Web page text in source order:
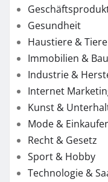
Gesundheit
Haustiere & Tiere
Immobilien &
Industrie &
Internet
Kunst &
Mode &
Recht & Gesetz
Sport & Hobby
Technologie &